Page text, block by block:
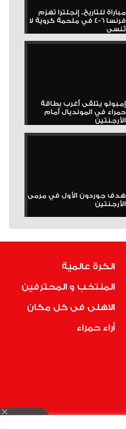
مباراة للتاريخ.. إنجلترا تهزم
فرنسا 6-4 في ملحمة كروية لا
تُنسى
إمبولو يتلقى أغرب بطاقة
حمراء في المونديال أمام
الأرجنتين
هدف جوردون الأول في مرمى
الأرجنتين
الكرة عالمية
المنتخب و المحترفين
الاهلى فى كل مكان
أراء حمراء